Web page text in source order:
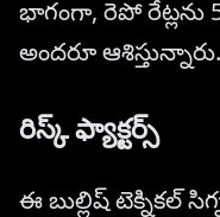
భాగంగా, రెపో రేట్లను
అందరూ ఆశిస్తున్నారు.
రిస్క్ ఫ్యాక్టర్స్
ఈ బుల్లిష్ టెక్నికల్